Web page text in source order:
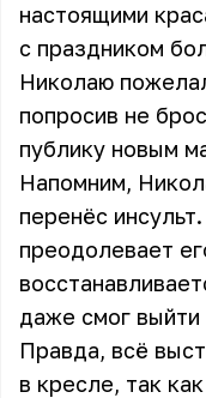
настоящими
с праздником
Николаю
попросив не
публику новым
Напомним,
перенёс
преодолевает
даже смог выйти
Правда, всё
в кресле, так